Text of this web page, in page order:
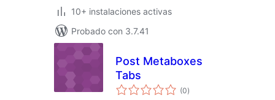
10+ instalaciones activas
Probado con 3.7.41
Post Metaboxes
Tabs
(0evaluación
total
)